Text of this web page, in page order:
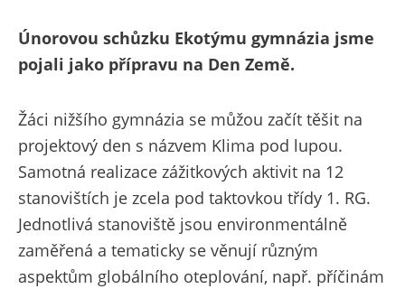
Únorovou schůzku Ekotýmu gymnázia jsme
pojali jako přípravu na Den Země.
Žáci nižšího gymnázia se můžou začít těšit na
projektový den s názvem Klima pod lupou.
Samotná realizace zážitkových aktivit na 12
stanovištích je zcela pod taktovkou třídy 1. RG.
Jednotlivá stanoviště jsou environmentálně
zaměřená a tematicky se věnují různým
aspektům globálního oteplování, např. příčinám